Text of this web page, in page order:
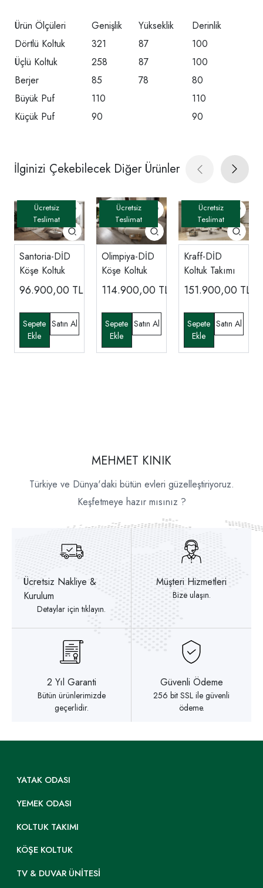
Ürün Ölçüleri Genişlik Yükseklik
Derinlik
Dörtlü Koltuk
321 87
100
Üçlü Koltuk
258 87
100
Berjer
85 78
80
Büyük Puf
110
110
Küçük Puf
90 90
İlginizi Çekebilecek Diğer Ürünler
Santoria-DİD
Köşe Koltuk
96.900,00 TL
Olimpiya-DİD
Köşe Koltuk
114.900,00 TL
Kraff-DİD
Koltuk Takımı
151.900,00 TL
MEHMET KINIK
Türkiye ve Dünya'daki bütün evleri güzelleştiriyoruz.
Keşfetmeye hazır mısınız ?
Ücretsiz Nakliye &
Kurulum
Detaylar için tıklayın.
Müşteri Hizmetleri
Bize ulaşın.
2 Yıl Garanti
Bütün ürünlerimizde
geçerlidir.
Güvenli Ödeme
256 bit SSL ile güvenli
ödeme.
YATAK ODASI
YEMEK ODASI
KOLTUK TAKIMI
KÖŞE KOLTUK
TV & DUVAR ÜNITESI